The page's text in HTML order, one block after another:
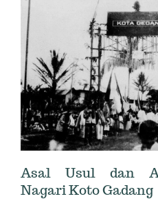
Asal Usul dan
Nagari Koto Gadang